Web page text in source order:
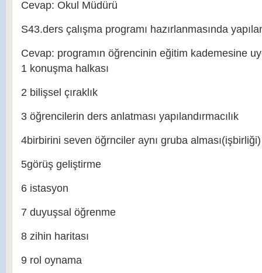
Cevap: Okul Müdürü
S43.ders çalışma programı hazırlanmasında
Cevap: programın öğrencinin eğitim kademesine
1 konuşma halkası
2 bilişsel çıraklık
3 öğrencilerin ders anlatması yapılandırmacılık
4birbirini seven öğrnciler aynı gruba alması(işbirliği)
5görüş geliştirme
6 istasyon
7 duyuşsal öğrenme
8 zihin haritası
9 rol oynama